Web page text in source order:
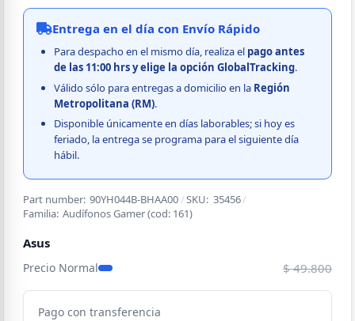
Entrega en el día con Envío Rápido
Para despacho en el mismo día, realiza el pagoantes
de las 11:00 hrs y elige la opción GlobalTracking.
Válido sólo para entregas a domicilio en la Región
Metropolitana (RM).
Disponible únicamente en días laborables; si hoy es
feriado, la entrega se programa para el siguiente día
hábil.
Part number: 90YH044B-BHAA00/SKU: 35456/
Familia: Audífonos Gamer(cod: 161)
Asus
Precio Normal $ 49.800
Pago con transferencia